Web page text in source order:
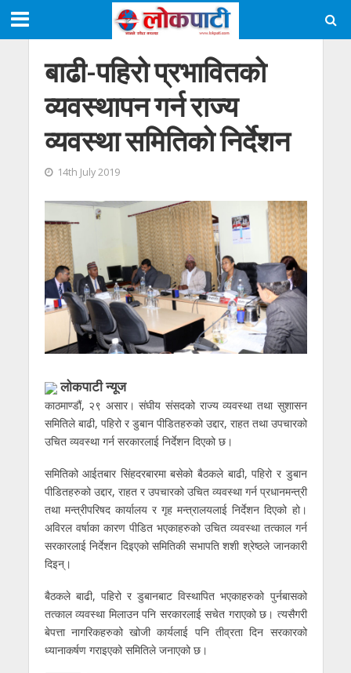
बाढी-पहिरो प्रभावितको
व्यवस्थापन गर्न राज्य
व्यवस्था समितिको निर्देशन
14th July 2019
लाेकपाटी न्यूज
काठमाण्डौं, २९ असार। संघीय संसदको राज्य व्यवस्था तथा सुशासन
समितिले बाढी, पहिरो र डुबान पीडितहरुको उद्दार, राहत तथा उपचारको
उचित व्यवस्था गर्न सरकारलाई निर्देशन दिएको छ।
समितिको आईतबार सिंहदरबारमा बसेको बैठकले बाढी, पहिरो र डुबान
पीडितहरुको उद्दार, राहत र उपचारको उचित व्यवस्था गर्न प्रधानमन्त्री
तथा मन्त्रीपरिषद कार्यालय र गृह मन्त्रालयलाई निर्देशन दिएको हो।
अविरल वर्षाका कारण पीडित भएकाहरुको उचित व्यवस्था तत्काल गर्न
सरकारलाई निर्देशन दिइएको समितिकी सभापति शशी श्रेष्ठले जानकारी
दिइन्।
बैठकले बाढी, पहिरो र डुबानबाट विस्थापित भएकाहरुको पुर्नबासको
तत्काल व्यवस्था मिलाउन पनि सरकारलाई सचेत गराएको छ। त्यसैगरी
बेपत्ता नागरिकहरुको खोजी कार्यलाई पनि तीव्रता दिन सरकारको
ध्यानाकर्षण गराइएको समितिले जनाएको छ।